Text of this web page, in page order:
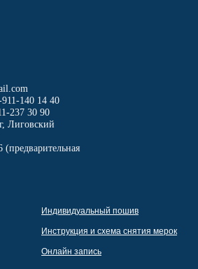
140 14 40
237 30 90
Лиговский
Индивидуальный пошив
Инструкция и схема снятия мерок
Онлайн запись